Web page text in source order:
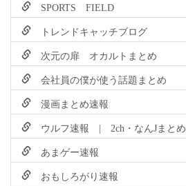
SPORTS FIELD
トレンドキャッチブログ
次元の扉 オカルトまとめ
会社員の僕が使う話題まとめ
漫画まとめ速報
ウルフ速報 | 2ch・なんJまとめ
あまゲー速報
おもしろがり速報